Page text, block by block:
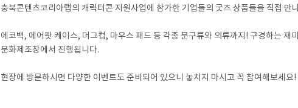
충북콘텐츠코리아랩의 캐릭터콘 지원사업에 참가한 기업들의 굿즈 상품들을 직접 만
에코백, 에어팟 케이스, 머그컵, 마우스 패드 등 각종 문구류와 의류까지! 구경하는 재
문화제조창에서 진행됩니다.
현장에 방문하시면 다양한 이벤트도 준비되어 있으니 놓치지 마시고 꼭 참여해보세요!